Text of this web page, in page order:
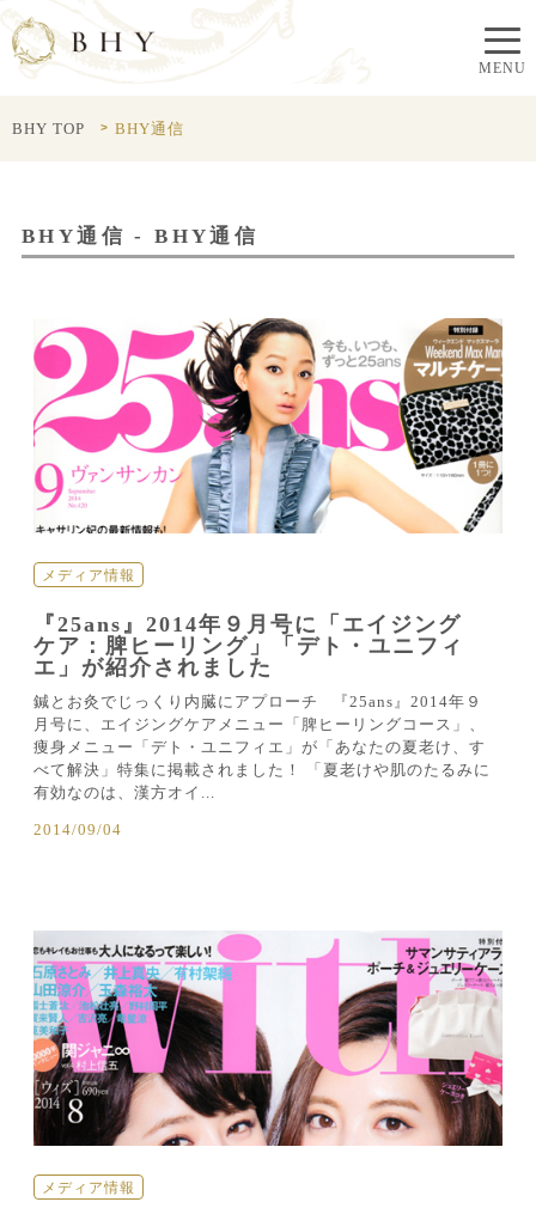
BHY TOP BHY通信
BHY通信 - BHY通信
メディア情報
『25ans』2014年９月号に「エイジング
ケア：脾ヒーリング」「デト・ユニフィ
エ」が紹介されました
鍼とお灸でじっくり内臓にアプローチ 『25ans』2014年９
月号に、エイジングケアメニュー「脾ヒーリングコース」、
痩身メニュー「デト・ユニフィエ」が「あなたの夏老け、す
べて解決」特集に掲載されました！ 「夏老けや肌のたるみに
有効なのは、漢方オイ...
2014/09/04
メディア情報